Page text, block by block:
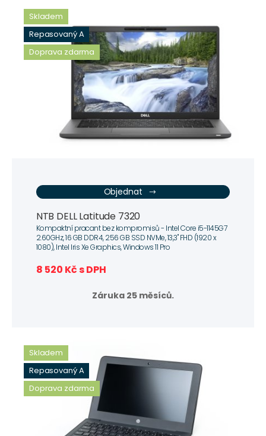
Skladem
Repasovaný A
Doprava zdarma
Objednat
NTB DELL Latitude 7320
Kompaktní pracant bez kompromisů - Intel Core i5-1145G7
2.60GHz, 16 GB DDR4, 256 GB SSD NVMe, 13,3" FHD (1920 x
1080), Intel Iris Xe Graphics, Windows 11 Pro
8 520 Kč s DPH
Záruka 25 měsíců.
Skladem
Repasovaný A
Doprava zdarma